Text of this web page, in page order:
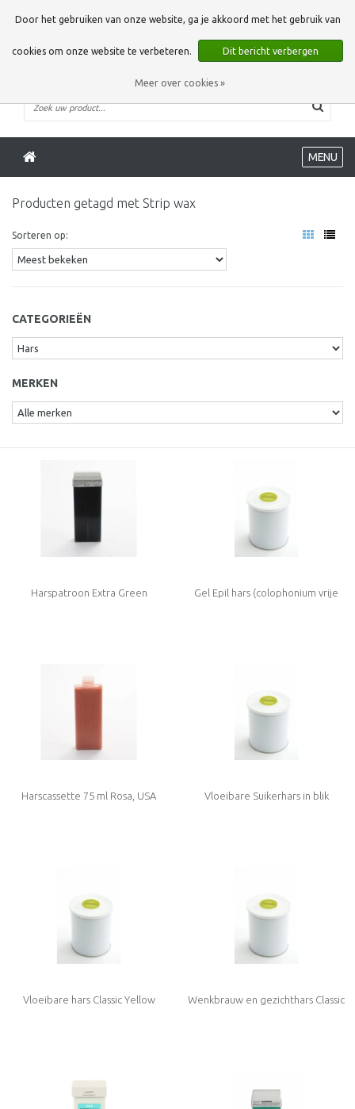
0 Artikelen
MENU
Producten getagd met Strip wax
Sorteren op:
CATEGORIEËN
MERKEN
Harspatroon Extra Green Gel Epil hars (colophonium vrije
Harscassette 75 ml Rosa, USA Vloeibare Suikerhars in blik
Vloeibare hars Classic Yellow Wenkbrauw en gezichthars Classic
Door het gebruiken van onze website, ga je akkoord met het gebruik van
cookies om onze website te verbeteren. Dit bericht verbergen
Meer over cookies »